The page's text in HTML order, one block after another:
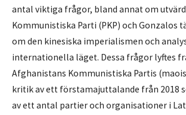
antal viktiga frågor, bland annat om
Kommunistiska Parti (PKP) och Gonzalos
om den kinesiska imperialismen och
internationella läget. Dessa frågor lyftes
Afghanistans Kommunistiska Partis
kritik av ett förstamajuttalande från 2018
av ett antal partier och organisationer i